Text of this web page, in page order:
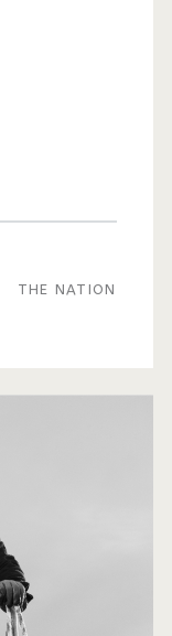
THE NATION